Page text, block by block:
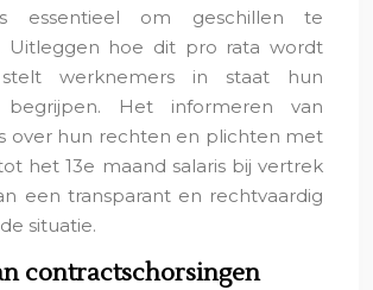
essentieel om geschillen te
Uitleggen hoe dit pro rata wordt
stelt werknemers in staat hun
Het informeren van
over hun rechten en plichten met
het 13e maand salaris bij vertrek
een transparant en rechtvaardig
situatie.
contractschorsingen